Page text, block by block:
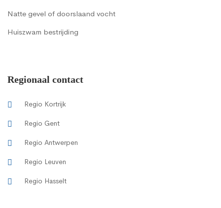
Natte gevel of doorslaand vocht
Huiszwam bestrijding
Regionaal contact
Regio Kortrijk
Regio Gent
Regio Antwerpen
Regio Leuven
Regio Hasselt